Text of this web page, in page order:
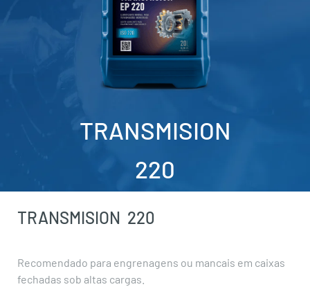
TRANSMISION
220
TRANSMISION 220
Recomendado para engrenagens ou mancais em caixas
fechadas sob altas cargas.